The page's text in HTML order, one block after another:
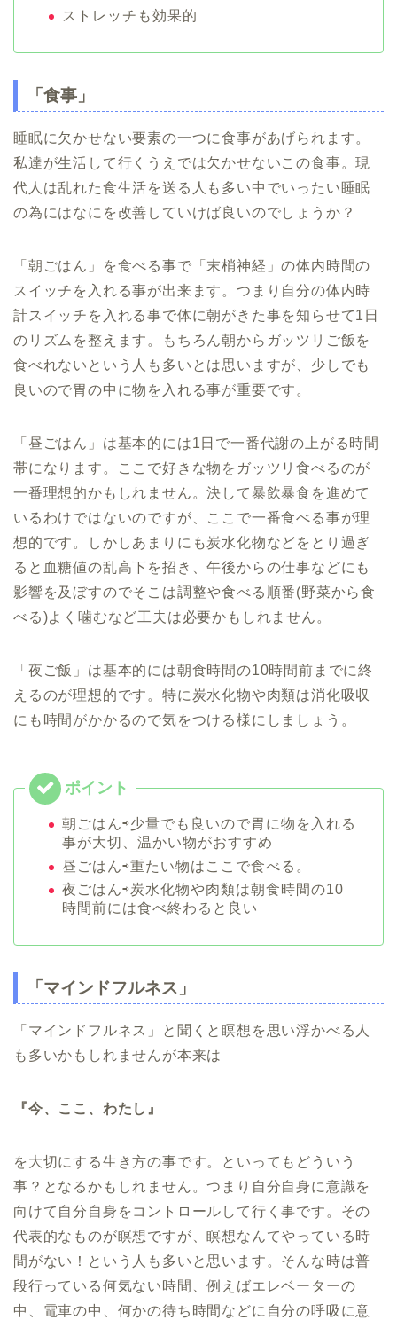
ストレッチも効果的
「食事」
睡眠に欠かせない要素の一つに食事があげられます。
私達が生活して行くうえでは欠かせないこの食事。現
代人は乱れた食生活を送る人も多い中でいったい睡眠
の為にはなにを改善していけば良いのでしょうか？
「朝ごはん」を食べる事で「末梢神経」の体内時間の
スイッチを入れる事が出来ます。つまり自分の体内時
計スイッチを入れる事で体に朝がきた事を知らせて1日
のリズムを整えます。もちろん朝からガッツリご飯を
食べれないという人も多いとは思いますが、少しでも
良いので胃の中に物を入れる事が重要です。
「昼ごはん」は基本的には1日で一番代謝の上がる時間
帯になります。ここで好きな物をガッツリ食べるのが
一番理想的かもしれません。決して暴飲暴食を進めて
いるわけではないのですが、ここで一番食べる事が理
想的です。しかしあまりにも炭水化物などをとり過ぎ
ると血糖値の乱高下を招き、午後からの仕事などにも
影響を及ぼすのでそこは調整や食べる順番(野菜から食
べる)よく噛むなど工夫は必要かもしれません。
「夜ご飯」は基本的には朝食時間の10時間前までに終
えるのが理想的です。特に炭水化物や肉類は消化吸収
にも時間がかかるので気をつける様にしましょう。
朝ごはん⇨少量でも良いので胃に物を入れる
事が大切、温かい物がおすすめ
昼ごはん⇨重たい物はここで食べる。
夜ごはん⇨炭水化物や肉類は朝食時間の10
時間前には食べ終わると良い
「マインドフルネス」
「マインドフルネス」と聞くと瞑想を思い浮かべる人
も多いかもしれませんが本来は
『今、ここ、わたし』
を大切にする生き方の事です。といってもどういう
事？となるかもしれません。つまり自分自身に意識を
向けて自分自身をコントロールして行く事です。その
代表的なものが瞑想ですが、瞑想なんてやっている時
間がない！という人も多いと思います。そんな時は普
段行っている何気ない時間、例えばエレベーターの
中、電車の中、何かの待ち時間などに自分の呼吸に意